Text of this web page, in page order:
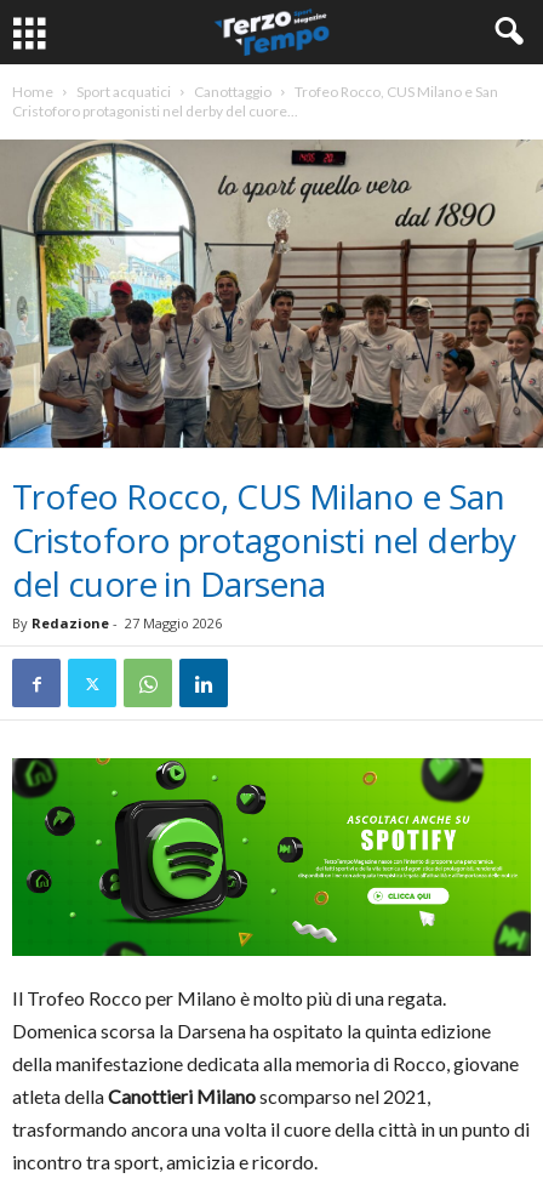
Home Sport acquatici Canottaggio
Trofeo Rocco, CUS Milano e San
Cristoforo protagonisti nel derby del cuore...
Trofeo Rocco, CUS Milano e San
Cristoforo protagonisti nel derby
del cuore in Darsena
By Redazione - 27 Maggio 2026
Il Trofeo Rocco per Milano è molto più di una regata.
Domenica scorsa la Darsena ha ospitato la quinta edizione
della manifestazione dedicata alla memoria di Rocco, giovane
atleta dellaCanottieri Milanoscomparso nel 2021,
trasformando ancora una volta il cuore della città in un punto di
incontro tra sport, amicizia e ricordo.